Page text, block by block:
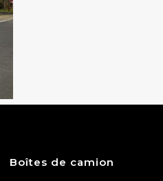
Boîtes de camion